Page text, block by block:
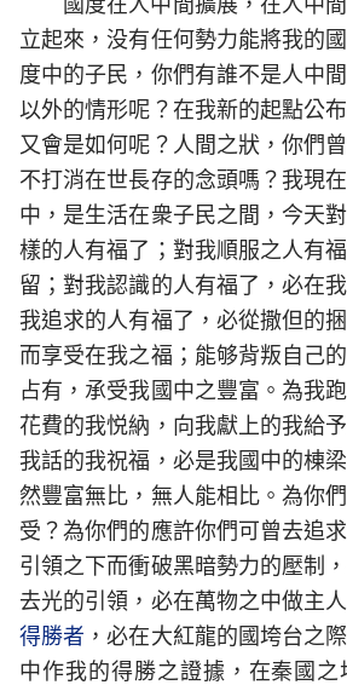
立起來，没有任何勢力能將我的
度中的子民，你們有誰不是人中
以外的情形呢？在我新的起點公
又會是如何呢？人間之狀，你們
不打消在世長存的念頭嗎？我現
中，是生活在衆子民之間，今天
樣的人有福了；對我順服之人有
留；對我認識的人有福了，必在
我追求的人有福了，必從撒但的
而享受在我之福；能够背叛自己
占有，承受我國中之豐富。為我
花費的我悦納，向我獻上的我給
我話的我祝福，必是我國中的棟
然豐富無比，無人能相比。為你
受？為你們的應許你們可曾去追
引領之下而衝破黑暗勢力的壓制
去光的引領，必在萬物之中做主
得勝者 ，必在大紅龍的國垮台之
中作我的得勝之證據，在秦國